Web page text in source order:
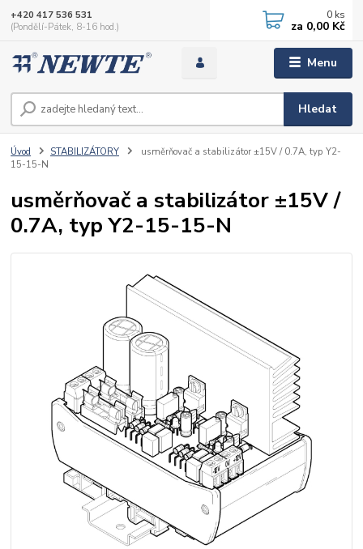
Menu
Hledat
+420 417 536 531
(Pondělí-Pátek, 8-16 hod.)
0 ks
za 0,00 Kč
Úvod STABILIZÁTORY
usměrňovač a stabilizátor ±15V / 0.7A, typ Y2-
15-15-N
usměrňovač a stabilizátor ±15V /
0.7A, typ Y2-15-15-N